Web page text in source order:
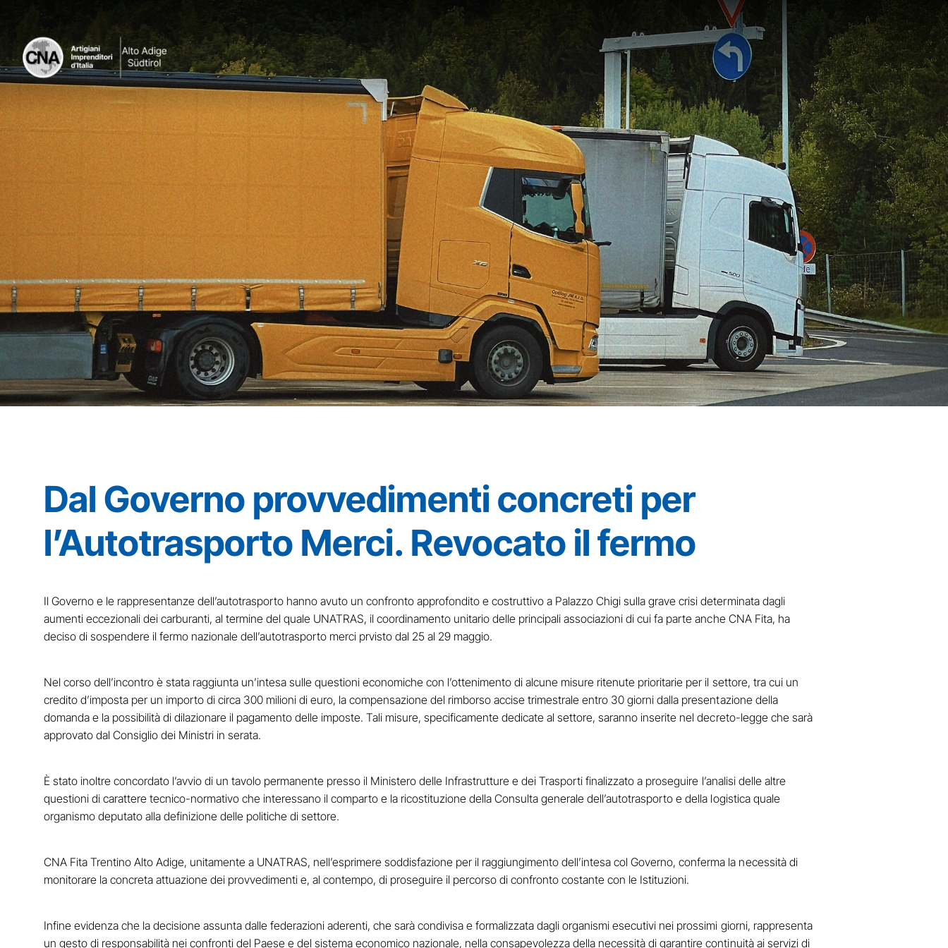
Dal Governo provvedimenti concreti per
l’Autotrasporto Merci. Revocato il fermo
Il Governo e le rappresentanze dell’autotrasporto hanno avuto un confronto approfondito e costruttivo a Palazzo Chigi sulla grave crisi determinata dagli
aumenti eccezionali dei carburanti, al termine del quale UNATRAS, il coordinamento unitario delle principali associazioni di cui fa parte anche CNA Fita, ha
deciso di sospendere il fermo nazionale dell’autotrasporto merci prvisto dal 25 al 29 maggio.
Nel corso dell’incontro è stata raggiunta un’intesa sulle questioni economiche con l’ottenimento di alcune misure ritenute prioritarie per il settore, tra cui un
credito d’imposta per un importo di circa 300 milioni di euro, la compensazione del rimborso accise trimestrale entro 30 giorni dalla presentazione della
domanda e la possibilità di dilazionare il pagamento delle imposte. Tali misure, specificamente dedicate al settore, saranno inserite nel decreto-legge che sarà
approvato dal Consiglio dei Ministri in serata.
È stato inoltre concordato l’avvio di un tavolo permanente presso il Ministero delle Infrastrutture e dei Trasporti finalizzato a proseguire l’analisi delle altre
questioni di carattere tecnico-normativo che interessano il comparto e la ricostituzione della Consulta generale dell’autotrasporto e della logistica quale
organismo deputato alla definizione delle politiche di settore.
CNA Fita Trentino Alto Adige, unitamente a UNATRAS, nell’esprimere soddisfazione per il raggiungimento dell’intesa col Governo, conferma la necessità di
monitorare la concreta attuazione dei provvedimenti e, al contempo, di proseguire il percorso di confronto costante con le Istituzioni.
Infine evidenza che la decisione assunta dalle federazioni aderenti, che sarà condivisa e formalizzata dagli organismi esecutivi nei prossimi giorni, rappresenta
un gesto di responsabilità nei confronti del Paese e del sistema economico nazionale, nella consapevolezza della necessità di garantire continuità ai servizi di